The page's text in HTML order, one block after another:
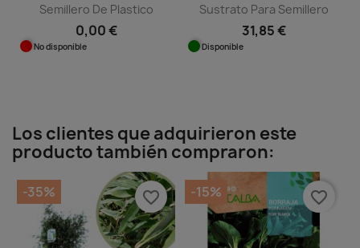
Semillero De Plastico
0,00 €
No disponible
Sustrato Para Semillero
31,85 €
Disponible
Los clientes que adquirieron este
producto también compraron:
-35% favorite_border -15% favorite_border